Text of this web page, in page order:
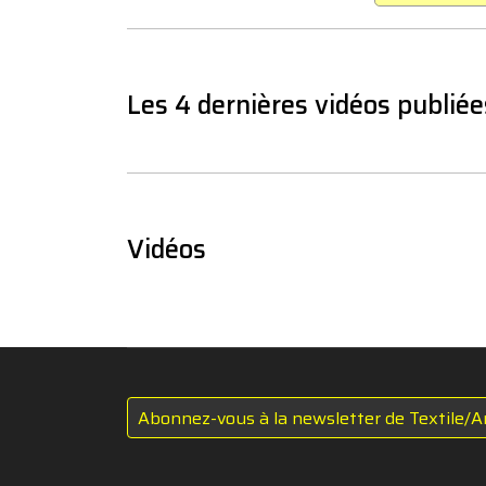
Les 4 dernières vidéos
Vidéos
Abonnez-vous à la newsletter de Textile/